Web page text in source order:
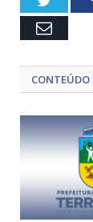
Email
CONTEÚDO